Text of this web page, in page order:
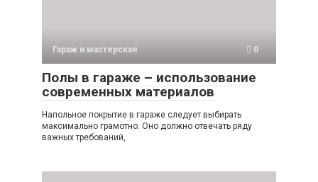
Гараж и мастерская 0
Полы в гараже – использование
современных материалов
Напольное покрытие в гараже следует выбирать
максимально грамотно. Оно должно отвечать ряду
важных требований,